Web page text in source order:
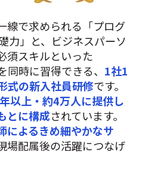
線で求められる「プログ
力」と、ビジネスパーソ
須スキルといった
同時に習得できる、 1社1
式の新入社員研修です。
以上・約4万人に提供し
とに構成されています。
によるきめ細やかなサ
場配属後の活躍につなげ